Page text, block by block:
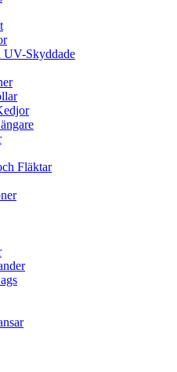
UV-Skyddade
Fläktar